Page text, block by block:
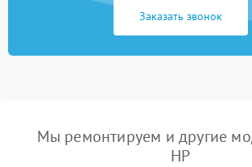
Заказать звонок
Мы ремонтируем и другие
HP